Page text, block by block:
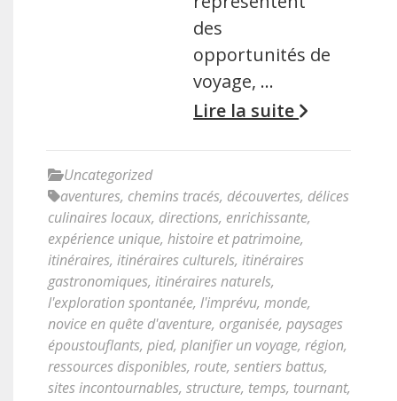
des
opportunités de
voyage, …
Lire la suite
Uncategorized
aventures, chemins tracés, découvertes, délices
culinaires locaux, directions, enrichissante,
expérience unique, histoire et patrimoine,
itinéraires, itinéraires culturels, itinéraires
gastronomiques, itinéraires naturels,
l'exploration spontanée, l'imprévu, monde,
novice en quête d'aventure, organisée, paysages
époustouflants, pied, planifier un voyage, région,
ressources disponibles, route, sentiers battus,
sites incontournables, structure, temps, tournant,